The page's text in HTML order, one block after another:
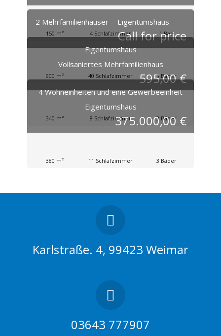
150 m² 4 Schlafzimmer 1 Bad
2 Mehrfamilienhäuser Eigentumshaus
Call for price
900 m² 40 Schlafzimmer 3 Bäder
Eigentumshaus
Vollsaniertes Mehrfamilienhaus
595,00 €
340 m² 8 Schlafzimmer 3 Bäder
4 Wohneinheiten und eine Gewerbeeinheit
Eigentumshaus
375.000,00 €
380 m² 11 Schlafzimmer 3 Bäder
Karlstraße. 4, 99423 Weimar
03643 777907